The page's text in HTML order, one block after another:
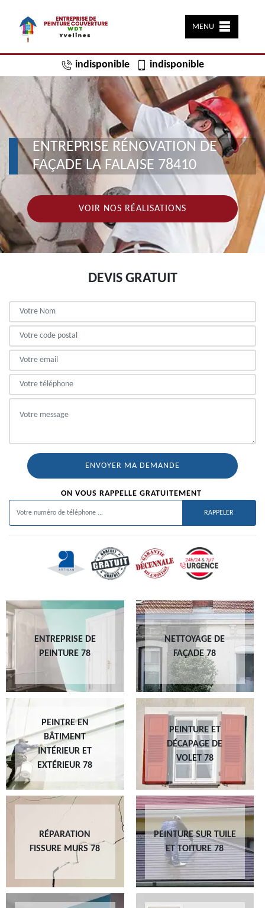
MENU
indisponible indisponible
ENTREPRISE RÉNOVATION DE
FAÇADE LA FALAISE 78410
VOIR NOS RÉALISATIONS
DEVIS GRATUIT
ON VOUS RAPPELLE GRATUITEMENT
ENTREPRISE DE
PEINTURE 78
NETTOYAGE DE
FAÇADE 78
PEINTRE EN
BÂTIMENT
INTÉRIEUR ET
EXTÉRIEUR 78
PEINTURE ET
DÉCAPAGE DE
VOLET 78
RÉPARATION
FISSURE MURS 78
PEINTURE SUR TUILE
ET TOITURE 78